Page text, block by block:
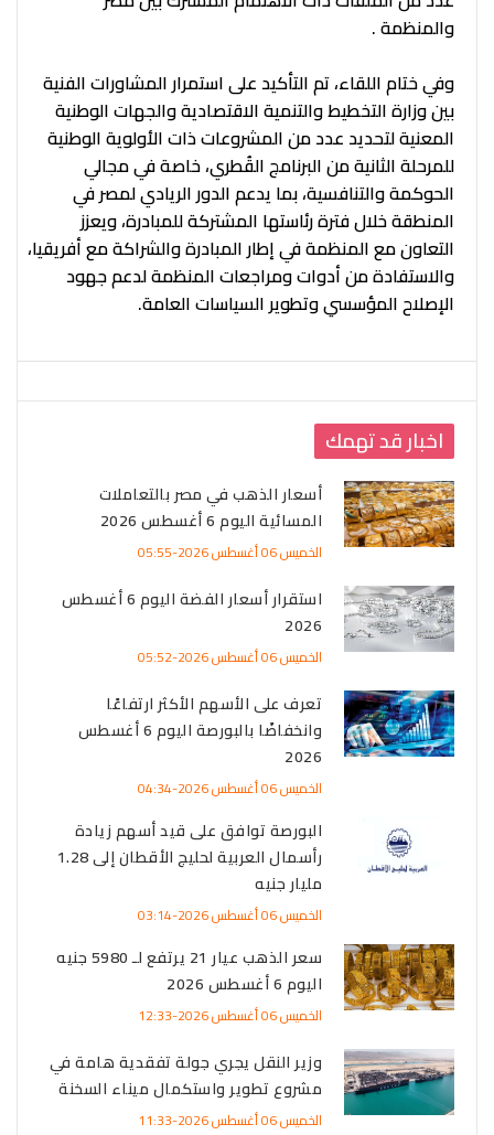
والمنظمة .
وفي ختام اللقاء، تم التأكيد على استمرار المشاورات الفنية
بين وزارة التخطيط والتنمية الاقتصادية والجهات الوطنية
المعنية لتحديد عدد من المشروعات ذات الأولوية الوطنية
للمرحلة الثانية من البرنامج القُطري، خاصة في مجالي
الحوكمة والتنافسية، بما يدعم الدور الريادي لمصر في
المنطقة خلال فترة رئاستها المشتركة للمبادرة، ويعزز
التعاون مع المنظمة في إطار المبادرة والشراكة مع أفريقيا،
والاستفادة من أدوات ومراجعات المنظمة لدعم جهود
الإصلاح المؤسسي وتطوير السياسات العامة.
اخبار قد تهمك
أسعار الذهب في مصر بالتعاملات
المسائية اليوم 6 أغسطس 2026
الخميس 06 أغسطس 2026-05:55
استقرار أسعار الفضة اليوم 6 أغسطس
2026
الخميس 06 أغسطس 2026-05:52
تعرف على الأسهم الأكثر ارتفاعًا
وانخفاضًا بالبورصة اليوم 6 أغسطس
2026
الخميس 06 أغسطس 2026-04:34
البورصة توافق على قيد أسهم زيادة
رأسمال العربية لحليج الأقطان إلى 1.28
مليار جنيه
الخميس 06 أغسطس 2026-03:14
سعر الذهب عيار 21 يرتفع لـ 5980 جنيه
اليوم 6 أغسطس 2026
الخميس 06 أغسطس 2026-12:33
وزير النقل يجري جولة تفقدية هامة في
مشروع تطوير واستكمال ميناء السخنة
الخميس 06 أغسطس 2026-11:33